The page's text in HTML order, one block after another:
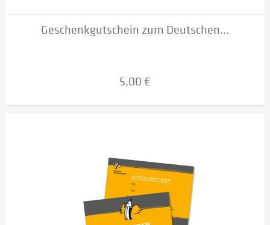
Geschenkgutschein zum Deutschen...
5,00 €